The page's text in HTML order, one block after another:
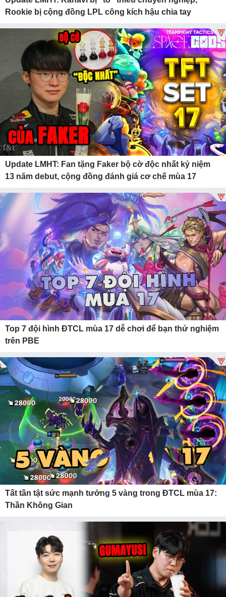
Rookie bị cộng đồng LPL công kích hậu chia tay
Update LMHT: Fan tặng Faker bộ cờ độc nhất kỷ niệm
13 năm debut, cộng đồng đánh giá cơ chế mùa 17
Top 7 đội hình ĐTCL mùa 17 dễ chơi để bạn thử nghiệm
trên PBE
Tất tần tật sức mạnh tướng 5 vàng trong ĐTCL mùa 17:
Thần Không Gian